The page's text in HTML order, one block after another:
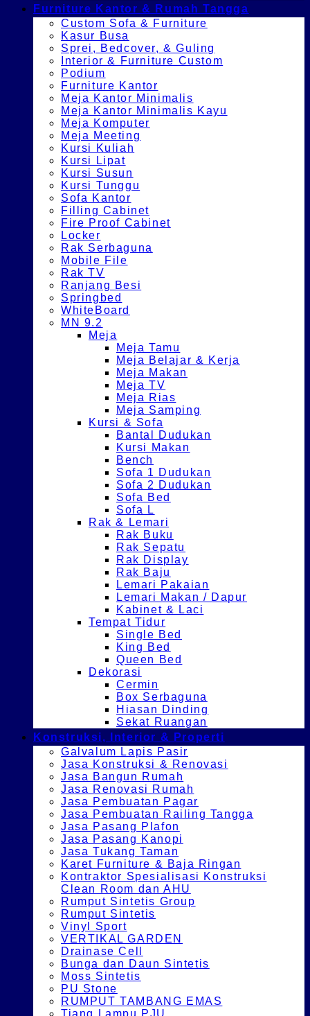
Furniture Kantor & Rumah Tangga
Custom Sofa & Furniture
Kasur Busa
Sprei, Bedcover, & Guling
Interior & Furniture Custom
Podium
Furniture Kantor
Meja Kantor Minimalis
Meja Kantor Minimalis Kayu
Meja Komputer
Meja Meeting
Kursi Kuliah
Kursi Lipat
Kursi Susun
Kursi Tunggu
Sofa Kantor
Filling Cabinet
Fire Proof Cabinet
Locker
Rak Serbaguna
Mobile File
Rak TV
Ranjang Besi
Springbed
WhiteBoard
MN 9.2
Meja
Meja Tamu
Meja Belajar & Kerja
Meja Makan
Meja TV
Meja Rias
Meja Samping
Kursi & Sofa
Bantal Dudukan
Kursi Makan
Bench
Sofa 1 Dudukan
Sofa 2 Dudukan
Sofa Bed
Sofa L
Rak & Lemari
Rak Buku
Rak Sepatu
Rak Display
Rak Baju
Lemari Pakaian
Lemari Makan / Dapur
Kabinet & Laci
Tempat Tidur
Single Bed
King Bed
Queen Bed
Dekorasi
Cermin
Box Serbaguna
Hiasan Dinding
Sekat Ruangan
Konstruksi, Interior & Properti
Galvalum Lapis Pasir
Jasa Konstruksi & Renovasi
Jasa Bangun Rumah
Jasa Renovasi Rumah
Jasa Pembuatan Pagar
Jasa Pembuatan Railing Tangga
Jasa Pasang Plafon
Jasa Pasang Kanopi
Jasa Tukang Taman
Karet Furniture & Baja Ringan
Kontraktor Spesialisasi Konstruksi
Clean Room dan AHU
Rumput Sintetis Group
Rumput Sintetis
Vinyl Sport
VERTIKAL GARDEN
Drainase Cell
Bunga dan Daun Sintetis
Moss Sintetis
PU Stone
RUMPUT TAMBANG EMAS
Tiang Lampu PJU